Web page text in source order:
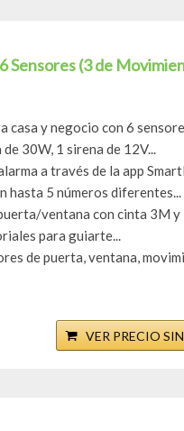
Sensores (3 de
y negocio con 6
30W, 1 sirena de 12V...
a través de la app
hasta 5 números diferentes...
ventana con cinta 3M y
para guiarte...
de puerta, ventana,
VER PRECIO